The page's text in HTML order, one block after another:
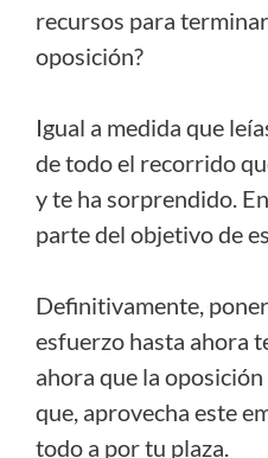
recursos para
oposición?
Igual a medida que
de todo el recorrido
y te ha sorprendido.
parte del objetivo de
Definitivamente,
esfuerzo hasta ahora
ahora que la
que, aprovecha este
todo a por tu plaza.